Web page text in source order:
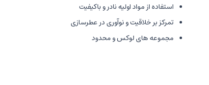
استفاده از مواد اولیه نادر و باکیفیت
تمرکز بر خلاقیت و نوآوری در عطرسازی
مجموعه های لوکس و محدود